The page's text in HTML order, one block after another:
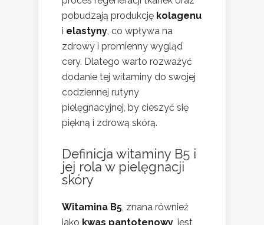
pobudzają produkcję kolagenu
i elastyny, co wpływa na
zdrowy i promienny wygląd
cery. Dlatego warto rozważyć
dodanie tej witaminy do swojej
codziennej rutyny
pielęgnacyjnej, by cieszyć się
piękną i zdrową skórą.
Definicja witaminy B5 i
jej rola w pielęgnacji
skóry
Witamina B5, znana również
jako kwas pantotenowy , jest